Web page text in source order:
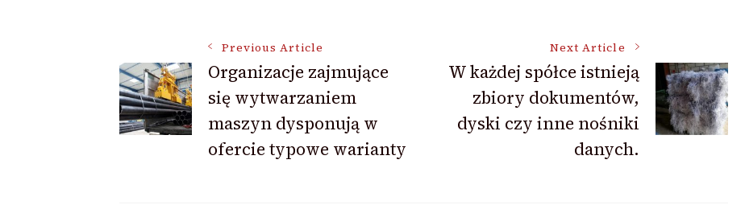
Post
Navigation
Previous Article
Organizacje zajmujące
się wytwarzaniem
maszyn dysponują w
ofercie typowe warianty
Next Article
W każdej spółce istnieją
zbiory dokumentów,
dyski czy inne nośniki
danych.